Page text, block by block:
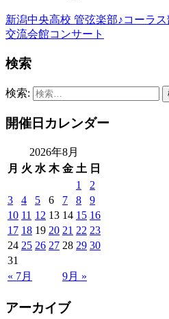
新潟中央高校 管弦楽部♪コーラ
交流会館コンサート
検索
検索:
開催日カレンダー
2026年8月
月 火 水 木 金 土 日
« 7月 9月 »
1
2
3
4 5 6 7 8
9
10 11 12 13 14 15 16
17 18 19 20 21 22 23
24 25 26 27 28 29 30
31
アーカイブ